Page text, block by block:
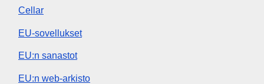
Cellar
EU-sovellukset
EU:n sanastot
EU:n web-arkisto